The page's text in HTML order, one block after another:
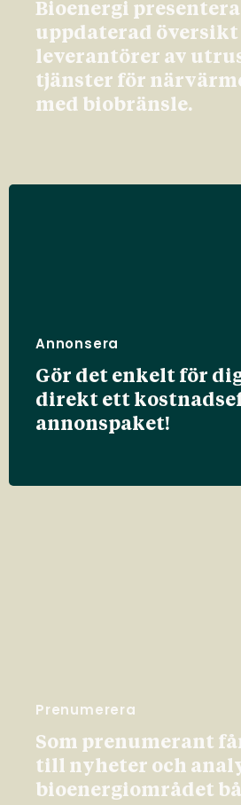
Bioenergi
uppdaterad översikt
leverantörer av
tjänster för
med biobränsle.
Annonsera
Gör det enkelt för
direkt ett
annonspaket!
Prenumerera
Som prenumerant
till nyheter och
bioenergiområdet